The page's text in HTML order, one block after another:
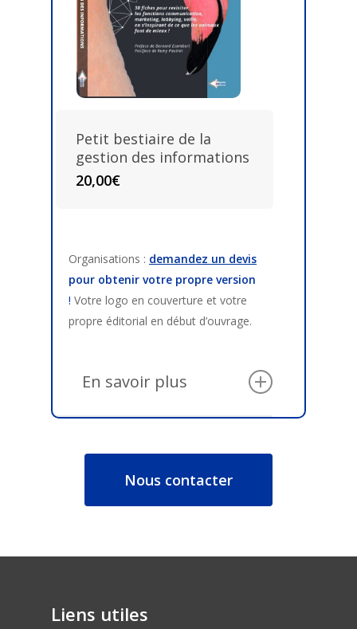
Petit bestiaire de la
gestion des informations
20,00€
Organisations : demandez un devis
pour obtenir votre propre version
! Votre logo en couverture et votre
propre éditorial en début d’ouvrage.
En savoir plus
de vos collaborateurs, clients,
partenaires ou prospects.
et les mobiliser vers une meilleure
Nous contacter
Liens utiles